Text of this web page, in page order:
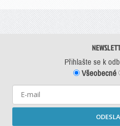
Přihlašte se k
Všeobecné